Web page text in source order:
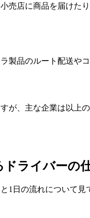
売店に商品を届けた
製品のルート配送や
が、主な企業は以上の
ライバーの
1日の流れについて見